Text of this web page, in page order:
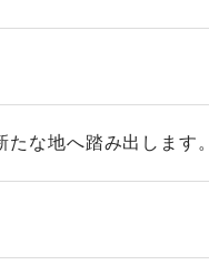
な地へ踏み出します。